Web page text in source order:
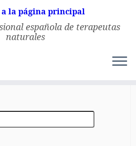
española de terapeutas
naturales